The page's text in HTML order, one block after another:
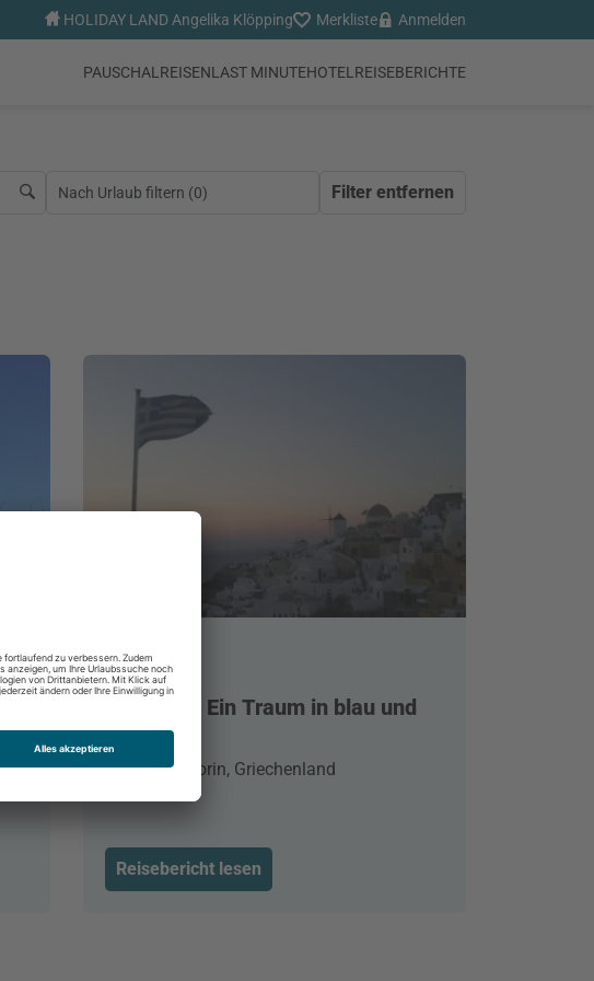
HOLIDAY LAND Angelika Klöpping Merkliste Anmelden
PAUSCHALREISENLAST MINUTEHOTEL REISEBERICHTE
Nach Urlaub filtern (0) Filter entfernen
Santorin - Ein Traum in blau und
weiß
Oia, Santorin, Griechenland
Reisebericht lesen